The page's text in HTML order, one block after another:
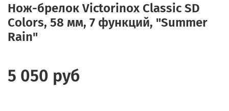
Нож-брелок Victorinox Classic SD
Colors, 58 мм, 7 функций, "Summer
Rain"
5 050 руб